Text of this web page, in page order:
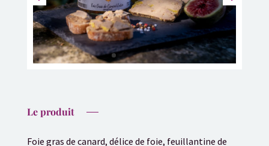
Le produit
Foie gras de canard, délice de foie, feuillantine de